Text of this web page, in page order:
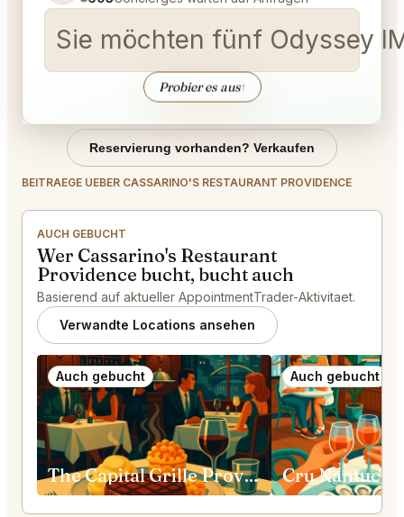
Sie möchten fünf Odyssey
Probier es aus↑
Reservierung vorhanden? Verkaufen
BEITRAEGE UEBER CASSARINO'S RESTAURANT PROVIDENCE
AUCH GEBUCHT
Wer Cassarino's Restaurant
Providence bucht, bucht auch
Basierend auf aktueller AppointmentTrader-Aktivitaet.
Verwandte Locations ansehen
Auch gebucht
The Capital Grille Providence
Auch gebucht
Cru